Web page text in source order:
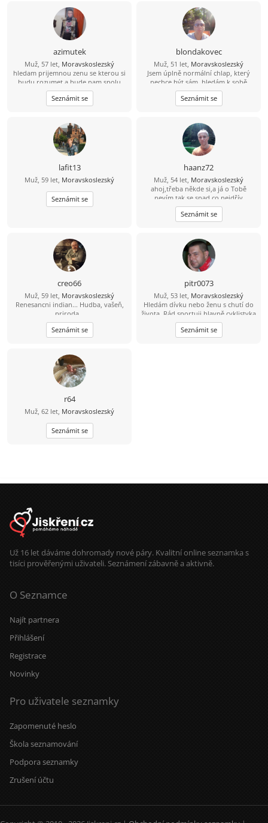
azimutek
Muž, 57 let, Moravskoslezský
hledam prijemnou zenu se kterou si
budu rozumet a bude nam spolu
fajn
Seznámit se
blondakovec
Muž, 51 let, Moravskoslezský
Jsem úplně normální chlap, který
nechce být sám, hledám k sobě
partnerku,z kterou budu si rozumět
a hlavně,že začátku nezávazně,a
potom se uvidí, ale jsme i
Seznámit se
lafit13
Muž, 59 let, Moravskoslezský
Seznámit se
haanz72
Muž, 54 let, Moravskoslezský
ahoj,třeba někde si,a já o Tobě
nevím,tak se snad co nejdřív
najdem...a na jarní vyjíždky na
motorce,bude zábava..
Seznámit se
creo66
Muž, 59 let, Moravskoslezský
Renesancni indian... Hudba, vašeň,
priroda...
Seznámit se
pitr0073
Muž, 53 let, Moravskoslezský
Hledám dívku nebo ženu s chutí do
života. Rád sportuji hlavně cyklistyka
mi učarovala a rád bych jezdil ještě s
někým.
Seznámit se
r64
Muž, 62 let, Moravskoslezský
Seznámit se
Už 16 let dáváme dohromady nové páry. Kvalitní online seznamka s
tisíci prověřenými uživateli. Seznámení zábavně a aktivně.
O Seznamce
Najít partnera
Přihlášení
Registrace
Novinky
Pro uživatele seznamky
Zapomenuté heslo
Škola seznamování
Podpora seznamky
Zrušení účtu